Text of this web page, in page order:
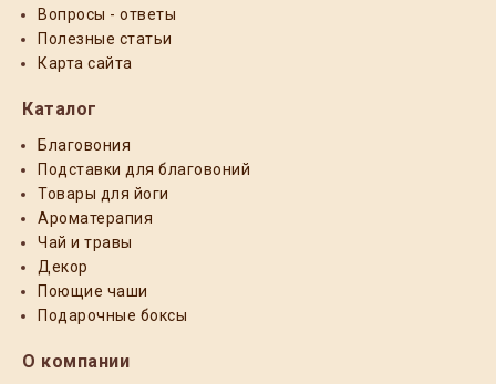
Вопросы - ответы
Полезные статьи
Карта сайта
Каталог
Благовония
Подставки для благовоний
Товары для йоги
Ароматерапия
Чай и травы
Декор
Поющие чаши
Подарочные боксы
О компании